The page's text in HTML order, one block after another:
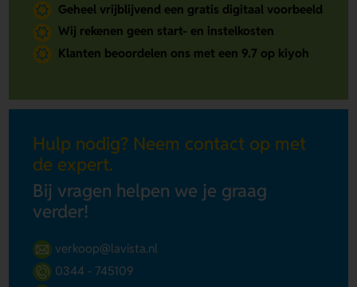
Geheel vrijblijvend een gratis digitaal voorbeeld
Wij rekenen geen start- en instelkosten
Klanten beoordelen ons met een 9.7 op kiyoh
Hulp nodig? Neem contact op met
de expert.
Bij vragen helpen we je graag
verder!
verkoop@lavista.nl
0344 - 745109